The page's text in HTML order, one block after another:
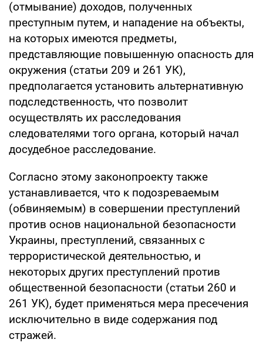
(отмывание) доходов, полученных
преступным путем, и нападение на объекты,
на которых имеются предметы,
представляющие повышенную опасность для
окружения (статьи 209 и 261 УК),
предполагается установить альтернативную
подследственность, что позволит
осуществлять их расследования
следователями того органа, который начал
досудебное расследование.
Согласно этому законопроекту также
устанавливается, что к подозреваемым
(обвиняемым) в совершении преступлений
против основ национальной безопасности
Украины, преступлений, связанных с
террористической деятельностью, и
некоторых других преступлений против
общественной безопасности (статьи 260 и
261 УК), будет применяться мера пресечения
исключительно в виде содержания под
стражей.